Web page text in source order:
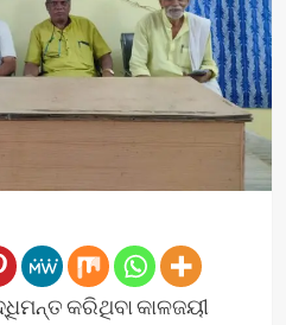
କରିଥିବା କାଳଜୟୀ